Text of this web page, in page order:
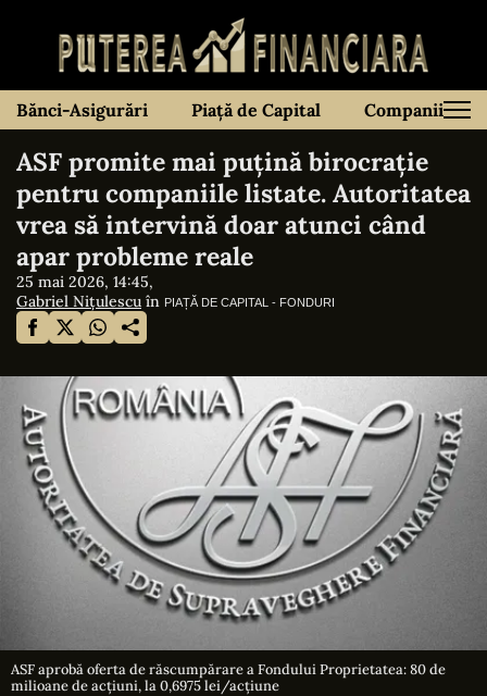
Bănci-Asigurări Piață de Capital Companii
ASF promite mai puțină birocrație
pentru companiile listate. Autoritatea
vrea să intervină doar atunci când
apar probleme reale
25 mai 2026, 14:45,
Gabriel Nițulescu în PIAȚĂ DE CAPITAL - FONDURI
ASF aprobă oferta de răscumpărare a Fondului Proprietatea: 80 de
milioane de acțiuni, la 0,6975 lei/acțiune